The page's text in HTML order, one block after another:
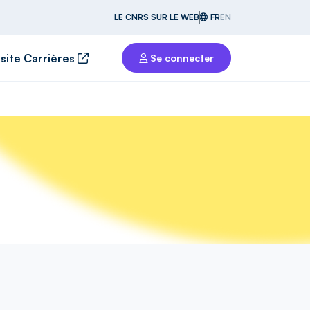
LE CNRS SUR LE WEB FREN
Carrières Se connecter